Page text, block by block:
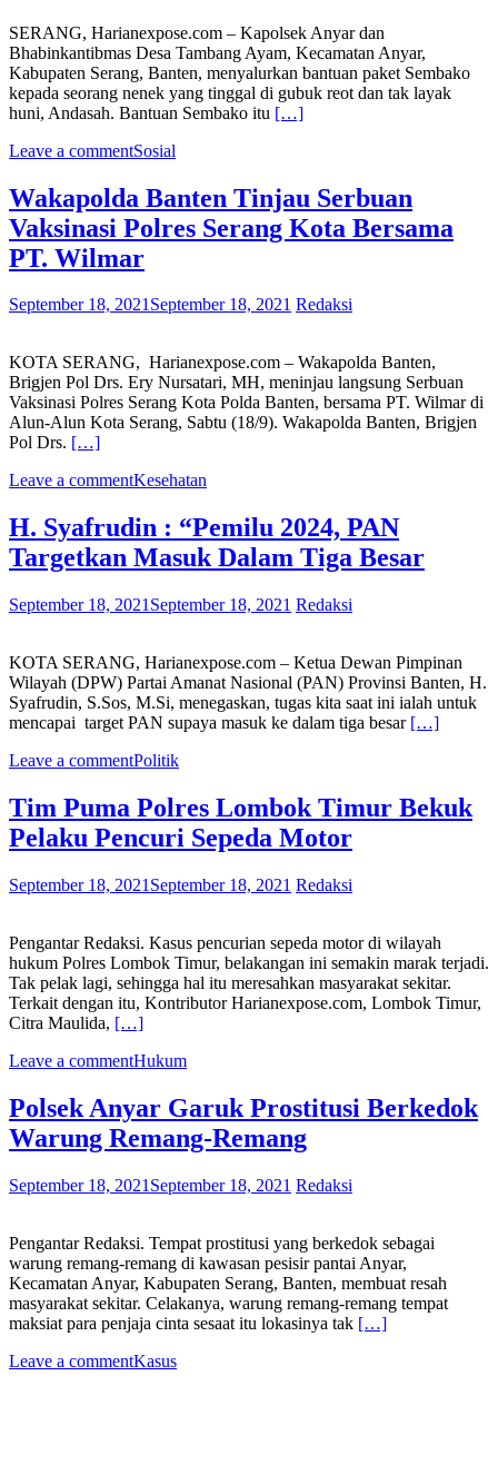
SERANG, Harianexpose.com – Kapolsek Anyar dan
Bhabinkantibmas Desa Tambang Ayam, Kecamatan Anyar,
Kabupaten Serang, Banten, menyalurkan bantuan paket Sembako
kepada seorang nenek yang tinggal di gubuk reot dan tak layak
huni, Andasah. Bantuan Sembako itu […]
Leave a commentSosial
Wakapolda Banten Tinjau Serbuan
Vaksinasi Polres Serang Kota Bersama
PT. Wilmar
September 18, 2021September 18, 2021 Redaksi
KOTA SERANG, Harianexpose.com – Wakapolda Banten,
Brigjen Pol Drs. Ery Nursatari, MH, meninjau langsung Serbuan
Vaksinasi Polres Serang Kota Polda Banten, bersama PT. Wilmar di
Alun-Alun Kota Serang, Sabtu (18/9). Wakapolda Banten, Brigjen
Pol Drs. […]
Leave a commentKesehatan
H. Syafrudin : “Pemilu 2024, PAN
Targetkan Masuk Dalam Tiga Besar
September 18, 2021 September 18, 2021 Redaksi
KOTA SERANG, Harianexpose.com – Ketua Dewan Pimpinan
Wilayah (DPW) Partai Amanat Nasional (PAN) Provinsi Banten, H.
Syafrudin, S.Sos, M.Si, menegaskan, tugas kita saat ini ialah untuk
mencapai target PAN supaya masuk ke dalam tiga besar […]
Leave a commentPolitik
Tim Puma Polres Lombok Timur Bekuk
Pelaku Pencuri Sepeda Motor
September 18, 2021 September 18, 2021 Redaksi
Pengantar Redaksi. Kasus pencurian sepeda motor di wilayah
hukum Polres Lombok Timur, belakangan ini semakin marak terjadi.
Tak pelak lagi, sehingga hal itu meresahkan masyarakat sekitar.
Terkait dengan itu, Kontributor Harianexpose.com, Lombok Timur,
Citra Maulida, […]
Leave a commentHukum
Polsek Anyar Garuk Prostitusi Berkedok
Warung Remang-Remang
September 18, 2021 September 18, 2021 Redaksi
Pengantar Redaksi. Tempat prostitusi yang berkedok sebagai
warung remang-remang di kawasan pesisir pantai Anyar,
Kecamatan Anyar, Kabupaten Serang, Banten, membuat resah
masyarakat sekitar. Celakanya, warung remang-remang tempat
maksiat para penjaja cinta sesaat itu lokasinya tak […]
Leave a commentKasus